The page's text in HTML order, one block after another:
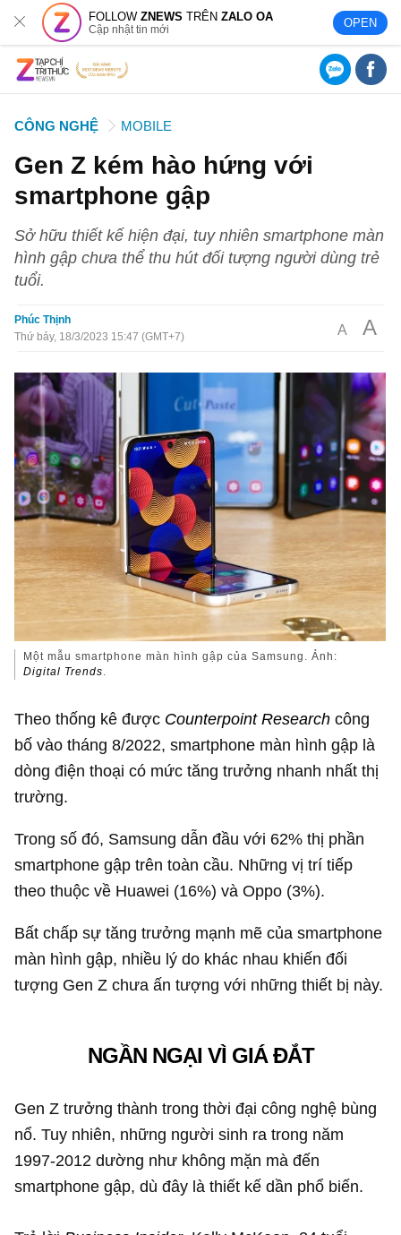
FOLLOWZNEWS TRÊNZALO OA
Cập nhật tin mới OPEN
CÔNG NGHỆ MOBILE
Gen Z kém hào hứng với
smartphone gập
Sở hữu thiết kế hiện đại, tuy nhiên smartphone màn
hình gập chưa thể thu hút đối tượng người dùng trẻ
tuổi.
Phúc Thịnh
Thứ bảy, 18/3/2023 15:47 (GMT+7)
A A
Một mẫu smartphone màn hình gập của Samsung. Ảnh:
Digital Trends.
Theo thống kê được Counterpoint Research công
bố vào tháng 8/2022, smartphone màn hình gập là
dòng điện thoại có mức tăng trưởng nhanh nhất thị
trường.
Trong số đó, Samsung dẫn đầu với 62% thị phần
smartphone gập trên toàn cầu. Những vị trí tiếp
theo thuộc về Huawei (16%) và Oppo (3%).
Bất chấp sự tăng trưởng mạnh mẽ của smartphone
màn hình gập, nhiều lý do khác nhau khiến đối
tượng Gen Z chưa ấn tượng với những thiết bị này.
NGẦN NGẠI VÌ GIÁ ĐẮT
Gen Z trưởng thành trong thời đại công nghệ bùng
nổ. Tuy nhiên, những người sinh ra trong năm
1997-2012 dường như không mặn mà đến
smartphone gập, dù đây là thiết kế dần phổ biến.